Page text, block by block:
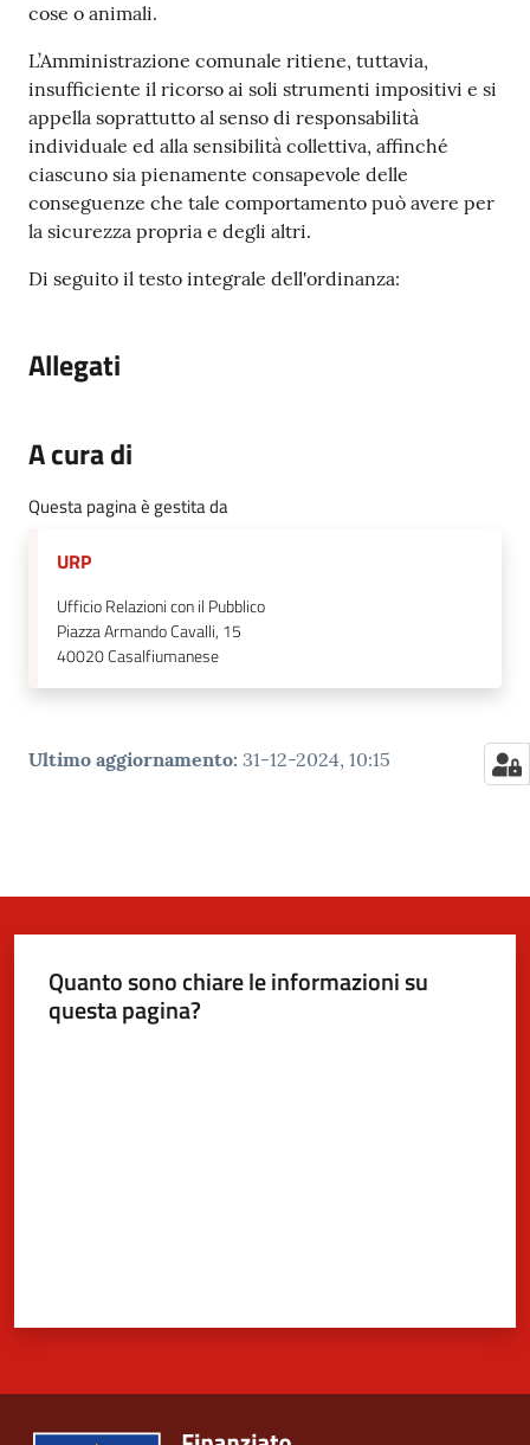
cose o animali.
L’Amministrazione comunale ritiene, tuttavia,
insufficiente il ricorso ai soli strumenti impositivi e si
appella soprattutto al senso di responsabilità
individuale ed alla sensibilità collettiva, affinché
ciascuno sia pienamente consapevole delle
conseguenze che tale comportamento può avere per
la sicurezza propria e degli altri.
Di seguito il testo integrale dell'ordinanza:
Allegati
A cura di
Questa pagina è gestita da
URP
Ufficio Relazioni con il Pubblico
Piazza Armando Cavalli, 15
40020Casalfiumanese
Ultimo aggiornamento: 31-12-2024, 10:15
Quanto sono chiare le informazioni su
questa pagina?